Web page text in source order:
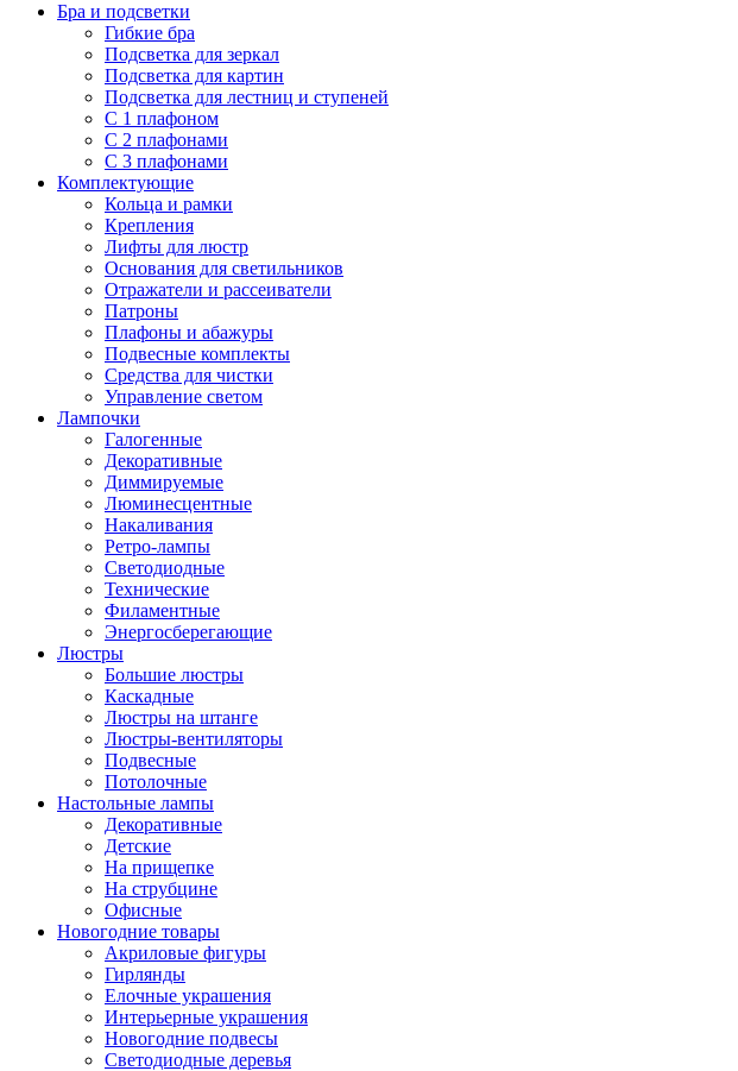
Бра и подсветки
Гибкие бра
Подсветка для зеркал
Подсветка для картин
Подсветка для лестниц и ступеней
С 1 плафоном
С 2 плафонами
С 3 плафонами
Комплектующие
Кольца и рамки
Крепления
Лифты для люстр
Основания для светильников
Отражатели и рассеиватели
Патроны
Плафоны и абажуры
Подвесные комплекты
Средства для чистки
Управление светом
Лампочки
Галогенные
Декоративные
Диммируемые
Люминесцентные
Накаливания
Ретро-лампы
Светодиодные
Технические
Филаментные
Энергосберегающие
Люстры
Большие люстры
Каскадные
Люстры на штанге
Люстры-вентиляторы
Подвесные
Потолочные
Настольные лампы
Декоративные
Детские
На прищепке
На струбцине
Офисные
Новогодние товары
Акриловые фигуры
Гирлянды
Елочные украшения
Интерьерные украшения
Новогодние подвесы
Светодиодные деревья